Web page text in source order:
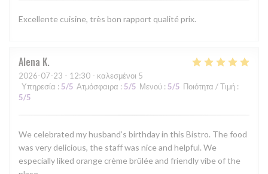
Excellente cuisine, très bon rapport qualité prix.
Alena K
2026-07-23 - 12:30 - καλεσμένοι 5
Υπηρεσία : 5/5 Ατμόσφαιρα : 5/5 Μενού : 5/5 Ποιότητα / Τιμή :
5/5
We celebrated my husband’s birthday in this Bistro. The food
was very delicious, the staff was nice and helpful. We
especially liked orange crème brûlée and friendly vibe of the